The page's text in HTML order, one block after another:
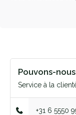
Pouvons-
Service à la
+31 6 5550